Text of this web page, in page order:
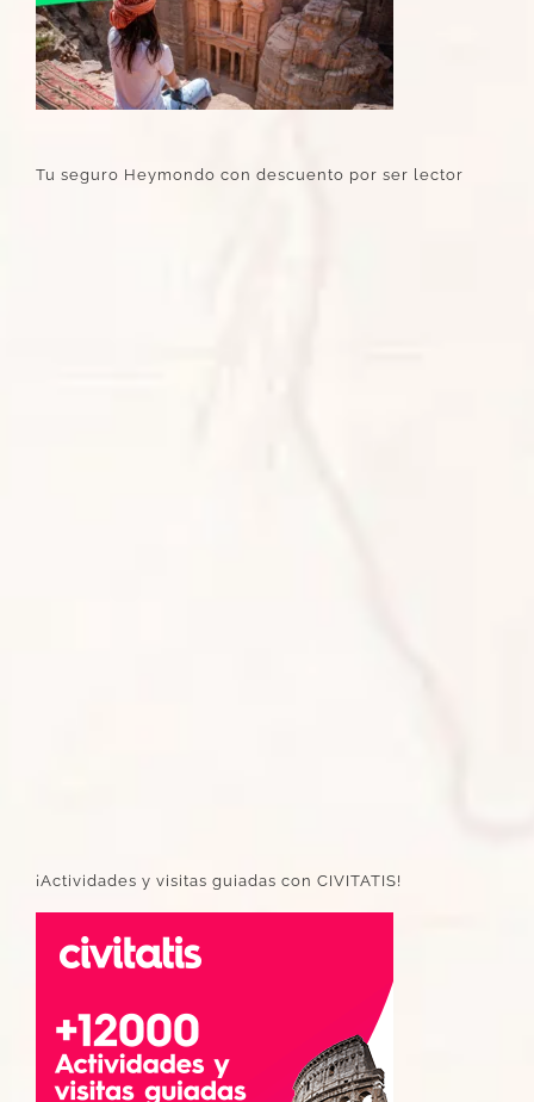
Tu seguro Heymondo con descuento por ser lector
¡Actividades y visitas guiadas con CIVITATIS!